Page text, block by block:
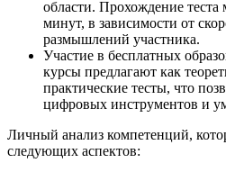
области. Прохождение теста
минут, в зависимости от
размышлений участника.
Участие в бесплатных
курсы предлагают как
практические тесты, что
цифровых инструментов и
Личный анализ компетенций,
следующих аспектов: